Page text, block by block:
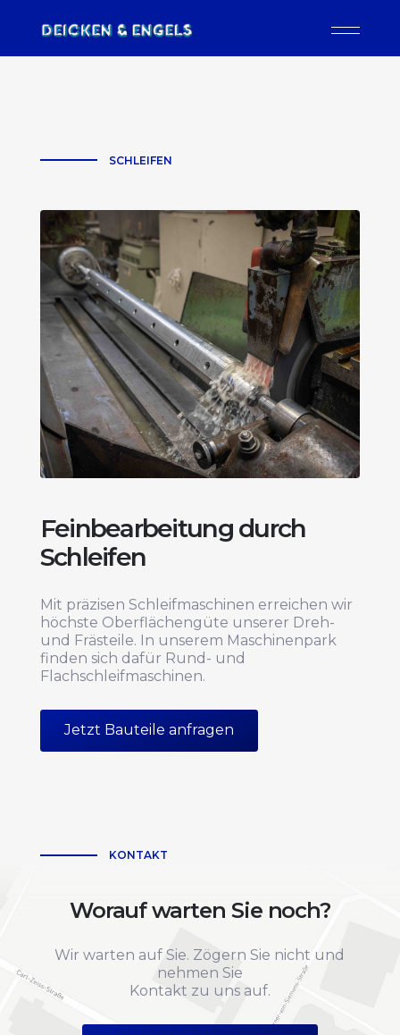
SCHLEIFEN
Feinbearbeitung durch
Schleifen
Mit präzisen Schleifmaschinen erreichen wir
höchste Oberflächengüte unserer Dreh-
und Frästeile. In unserem Maschinenpark
finden sich dafür Rund- und
Flachschleifmaschinen.
Jetzt Bauteile anfragen
KONTAKT
Worauf warten Sie noch?
Wir warten auf Sie. Zögern Sie nicht und
nehmen Sie
Kontakt zu uns auf.